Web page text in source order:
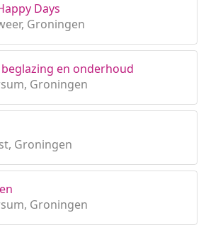
Days
Groningen
en onderhoud
Groningen
Groningen
Groningen